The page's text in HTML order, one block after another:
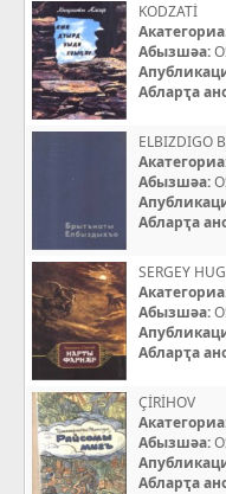
KODZATİ
Абызшәа:
Абларҭа
ELBIZDIGO
Абызшәа:
Абларҭа
SERGEY
Абызшәа:
Абларҭа
ÇİRİHOV
Абызшәа:
Абларҭа